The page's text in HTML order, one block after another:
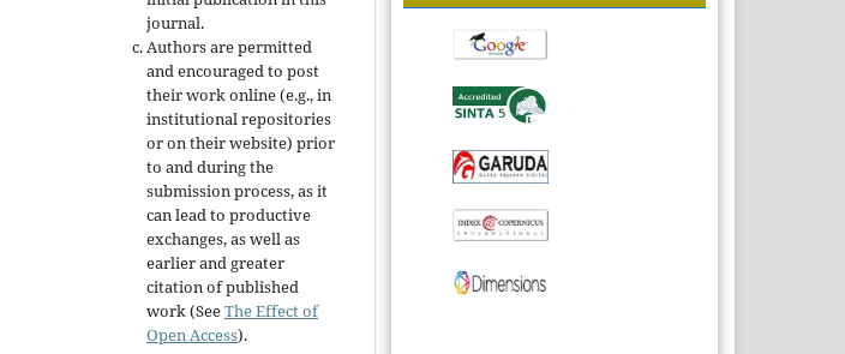
journal.
Authors are permitted
and encouraged to post
their work online (e.g., in
institutional repositories
or on their website) prior
to and during the
submission process, as it
can lead to productive
exchanges, as well as
earlier and greater
citation of published
work (SeeThe Effect of
Open Access).